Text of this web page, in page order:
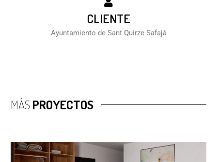
CLIENTE
Ayuntamiento de Sant Quirze Safajà
MÁS PROYECTOS